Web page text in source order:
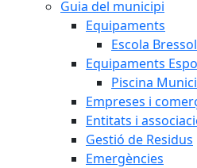
Guia del municipi
Equipaments
Escola
Equipaments
Piscina
Empreses i
Entitats i
Gestió de Residus
Emergències